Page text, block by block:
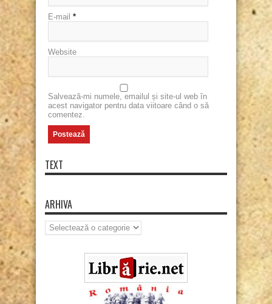
E-mail *
Website
Salvează-mi numele, emailul și site-ul web în
acest navigator pentru data viitoare când o să
comentez.
TEXT
ARHIVA
Arhiva